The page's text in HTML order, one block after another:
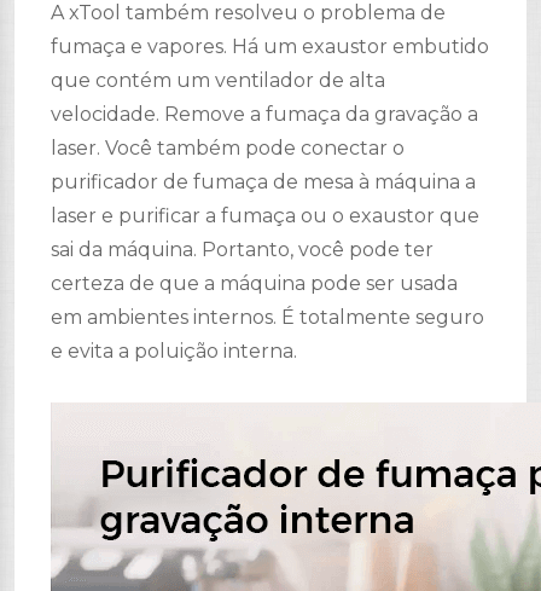
A xTool também resolveu o problema de
fumaça e vapores. Há um exaustor embutido
que contém um ventilador de alta
velocidade. Remove a fumaça da gravação a
laser. Você também pode conectar o
purificador de fumaça de mesa à máquina a
laser e purificar a fumaça ou o exaustor que
sai da máquina. Portanto, você pode ter
certeza de que a máquina pode ser usada
em ambientes internos. É totalmente seguro
e evita a poluição interna.